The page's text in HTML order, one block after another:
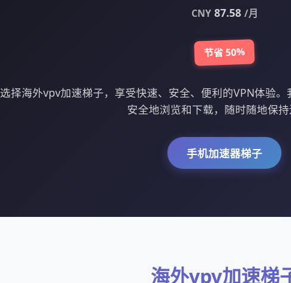
CNY87.58 /月
节省 50%
选择海外vpv加速梯子，享受快速、安全、便利的VPN体验。
安全地浏览和下载，随时随地保持
手机加速器梯子
海外vpv加速梯